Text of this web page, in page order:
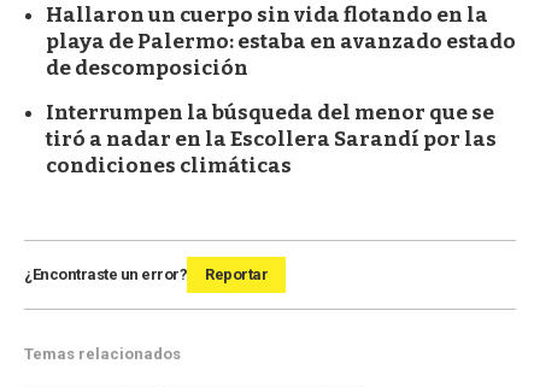
Hallaron un cuerpo sin vida flotando en la
playa de Palermo: estaba en avanzado estado
de descomposición
Interrumpen la búsqueda del menor que se
tiró a nadar en la Escollera Sarandí por las
condiciones climáticas
¿Encontraste un error? Reportar
Temas relacionados